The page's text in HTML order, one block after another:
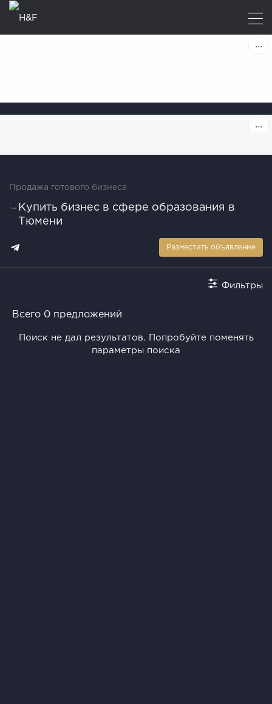
Продажа готового бизнеса
Купить бизнес в сфере образования в
Тюмени
Разместить объявление
Фильтры
Всего 0 предложений
Поиск не дал результатов. Попробуйте поменять
параметры поиска